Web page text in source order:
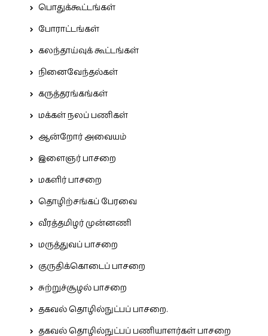
பொதுக்கூட்டங்கள்
போராட்டங்கள்
கலந்தாய்வுக் கூட்டங்கள்
நினைவேந்தல்கள்
கருத்தரங்கங்கள்
மக்கள் நலப் பணிகள்
ஆன்றோர் அவையம்
இளைஞர் பாசறை
மகளிர் பாசறை
தொழிற்சங்கப் பேரவை
வீரத்தமிழர் முன்னணி
மருத்துவப் பாசறை
குருதிக்கொடைப் பாசறை
சுற்றுச்சூழல் பாசறை
தகவல் தொழில்நுட்பப் பாசறை.
தகவல் தொழில்நுட்பப் பணியாளர்கள் பாசறை